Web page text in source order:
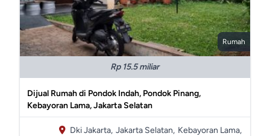
Rumah
Rp 15.5 miliar
Dijual Rumah di Pondok Indah, Pondok Pinang,
Kebayoran Lama, Jakarta Selatan
Dki Jakarta, Jakarta Selatan, Kebayoran Lama,